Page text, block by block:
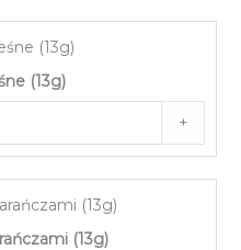
(13g)
+
(13g)